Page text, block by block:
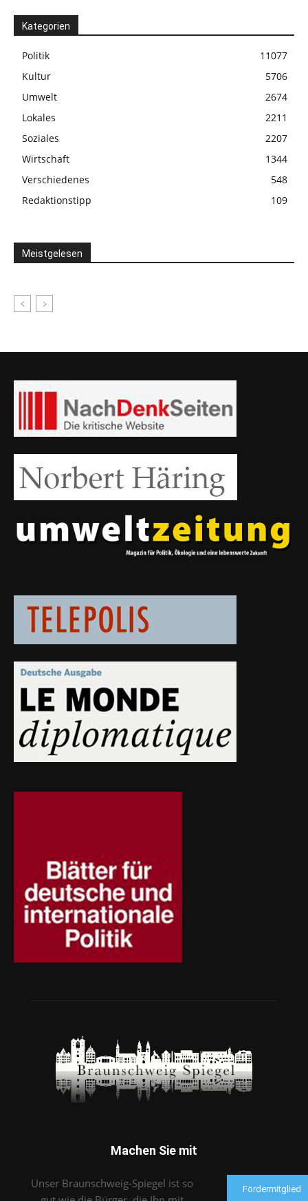
Kategorien
Politik
11077
Kultur
5706
Umwelt
2674
Lokales
2211
Soziales
2207
Wirtschaft
1344
Verschiedenes
548
Redaktionstipp
109
Meistgelesen
Machen Sie mit
Unser Braunschweig-Spiegel ist so
Fördermitglied